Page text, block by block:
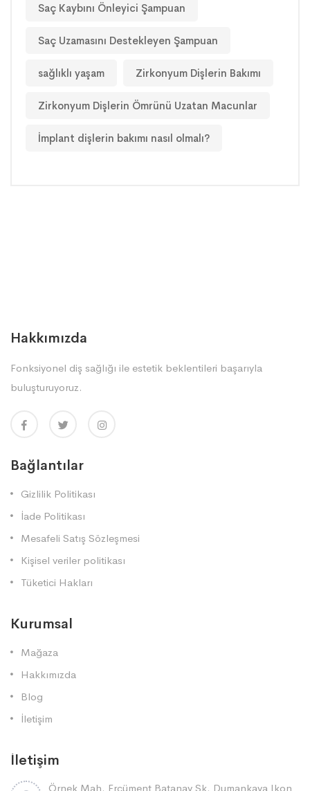
Saç Kaybını Önleyici Şampuan
Saç Uzamasını Destekleyen Şampuan
sağlıklı yaşam Zirkonyum Dişlerin Bakımı
Zirkonyum Dişlerin Ömrünü Uzatan Macunlar
İmplant dişlerin bakımı nasıl olmalı?
Hakkımızda
Fonksiyonel diş sağlığı ile estetik beklentileri başarıyla
buluşturuyoruz.
Bağlantılar
Gizlilik Politikası
İade Politikası
Mesafeli Satış Sözleşmesi
Kişisel veriler politikası
Tüketici Hakları
Kurumsal
Mağaza
Hakkımızda
Blog
İletişim
İletişim
Örnek Mah. Ercüment Batanay Sk. Dumankaya Ikon